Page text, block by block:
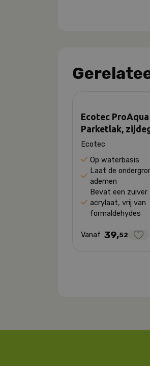
Ecotec ProAqua
Parketlak,
Ecotec
Op waterbasis
Laat de
ademen
Bevat een zuiver
acrylaat, vrij van
formaldehydes
Vanaf 39,52